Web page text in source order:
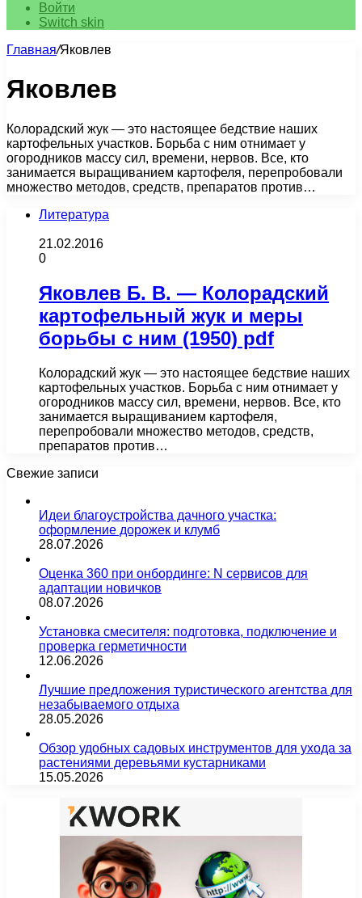
Войти
Switch skin
Главная/Яковлев
Яковлев
Колорадский жук — это настоящее бедствие наших
картофельных участков. Борьба с ним отнимает у
огородников массу сил, времени, нервов. Все, кто
занимается выращиванием картофеля, перепробовали
множество методов, средств, препаратов против…
Литература
21.02.2016
0
Яковлев Б. В. — Колорадский
картофельный жук и меры
борьбы с ним (1950) pdf
Колорадский жук — это настоящее бедствие наших
картофельных участков. Борьба с ним отнимает у
огородников массу сил, времени, нервов. Все, кто
занимается выращиванием картофеля,
перепробовали множество методов, средств,
препаратов против…
Свежие записи
Идеи благоустройства дачного участка:
оформление дорожек и клумб
28.07.2026
Оценка 360 при онбординге: N сервисов для
адаптации новичков
08.07.2026
Установка смесителя: подготовка, подключение и
проверка герметичности
12.06.2026
Лучшие предложения туристического агентства для
незабываемого отдыха
28.05.2026
Обзор удобных садовых инструментов для ухода за
растениями деревьями кустарниками
15.05.2026